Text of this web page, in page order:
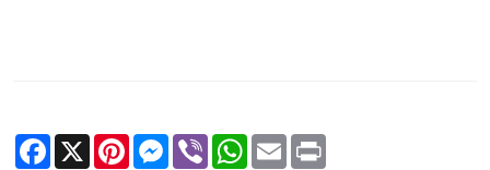
Facebook
X PinterestMessenger
Viber WhatsApp
Email